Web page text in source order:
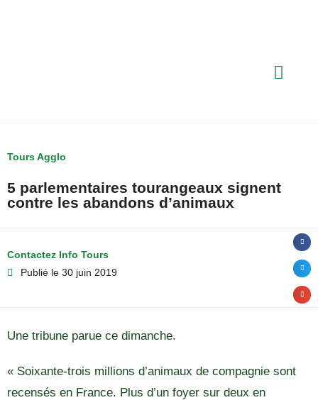
Tours Agglo
5 parlementaires tourangeaux signent
contre les abandons d’animaux
Contactez Info Tours
Publié le 30 juin 2019
Une tribune parue ce dimanche.
« Soixante-trois millions d’animaux de compagnie sont
recensés en France. Plus d’un foyer sur deux en